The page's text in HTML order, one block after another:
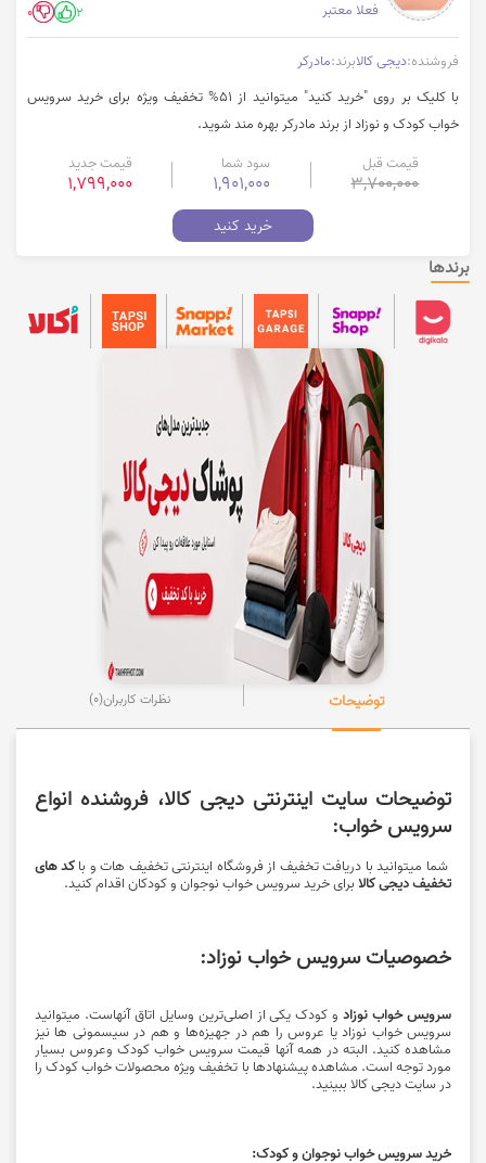
فعلا معتبر 2
0
فروشنده:دیجی کالابرند:مادرکر
با کلیک بر روی "خرید کنید" میتوانید از 51% تخفیف ویژه برای خرید سرویس
خواب کودک و نوزاد از برند مادرکر بهره مند شوید.
قیمت قبل
3,700,000
سود شما
1,901,000
قیمت جدید
1,799,000
خرید کنید
برندها
توضیحات نظرات کاربران(0)
توضیحات سایت اینترنتی دیجی کالا، فروشنده انواع
سرویس خواب:
شما میتوانید با دریافت تخفیف از فروشگاه اینترنتی تخفیف هات و باکد های
تخفیف دیجی کالا برایخریدسرویس خواب نوجوان و کودکان اقدام کنید.
خصوصیات سرویس خواب نوزاد:
سرویس خواب نوزادو کودک یکی از اصلی‌ترین وسایل اتاق آنهاست. میتوانید
سرویس خواب نوزاد یا عروس را هم در جهیزه‌ها و هم در سیسمونی ها نیز
مشاهده کنید. البته در همه آنها قیمت سرویس خواب کودک وعروس بسیار
مورد توجه است. مشاهده پیشنهادها با تخفیف ویژه محصولات خواب کودک را
در سایت دیجی کالا ببینید.
خرید سرویس خواب نوجوان و کودک: